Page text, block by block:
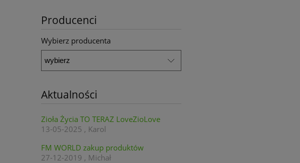
Producenci
Wybierz producenta
Aktualności
Zioła Życia TO TERAZ LoveZioLove
13-05-2025 , Karol
FM WORLD zakup produktów
27-12-2019 , Michał